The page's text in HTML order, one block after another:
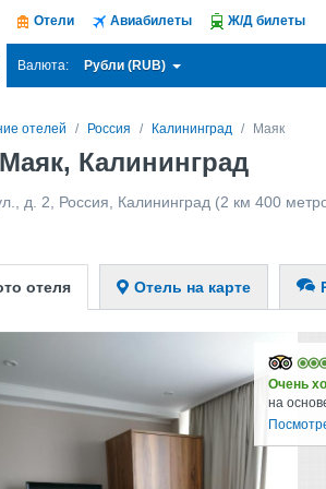
Отели Авиабилеты Ж/Д билеты
Валюта: Рубли (RUB)
отелей Россия Калининград Маяк
Калининград
д. 2 Россия Калининград (2 км 400
отеля Отель на карте
Очень
на